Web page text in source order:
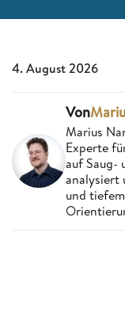
4. August 2026
Von
Marius
Experte
auf Saug-
analysiert
und